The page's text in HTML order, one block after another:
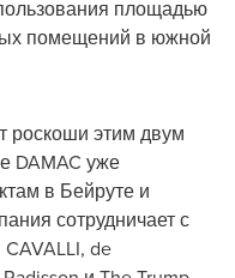
площадью
помещений в южной
роскоши этим двум
DAMAC уже
в Бейруте и
сотрудничает с
de